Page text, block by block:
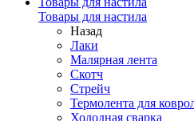
Товары для настила
Назад
Лаки
Малярная лента
Скотч
Стрейч
Термолента для
Холодная сварка